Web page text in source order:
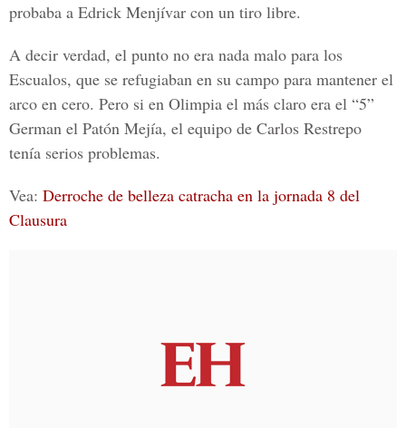
probaba a Edrick Menjívar con un tiro libre.
A decir verdad, el punto no era nada malo para los
Escualos, que se refugiaban en su campo para mantener el
arco en cero. Pero si en Olimpia el más claro era el “5”
German el Patón Mejía, el equipo de Carlos Restrepo
tenía serios problemas.
Vea: Derroche de belleza catracha en la jornada 8 del
Clausura